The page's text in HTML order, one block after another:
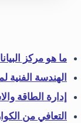
ما هو مركز
الهندسة الفنية
إدارة الطاقة
التعافي من